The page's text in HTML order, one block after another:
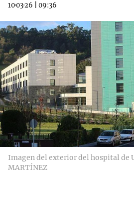
10·03·26
09:36
Imagen del exterior del hospital de
MARTÍNEZ